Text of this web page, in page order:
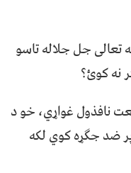
تعالی جل جلاله تاسو
نه کوئ؟
نافذول غواړي، خو د
ضد جګړه کوي لکه